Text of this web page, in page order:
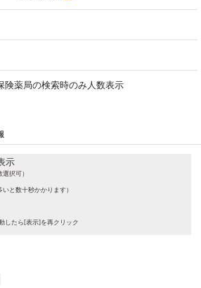
険薬局の検索時のみ人数表示
示
択可）
と数十秒かかります）
したら[表示]を再クリック